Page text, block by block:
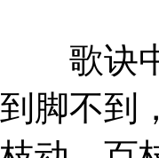
歌诀中
到脚不到